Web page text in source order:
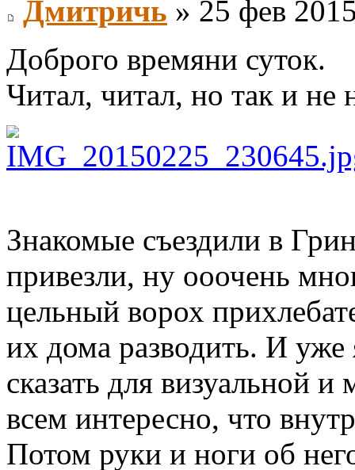
Дмитричь » 25 фев
Доброго времяни суток.
Читал, читал, но так и не
Знакомые съездили в
привезли, ну ооочень
цельный ворох
их дома разводить. И уже
сказать для визуальной
всем интересно, что
Потом руки и ноги об